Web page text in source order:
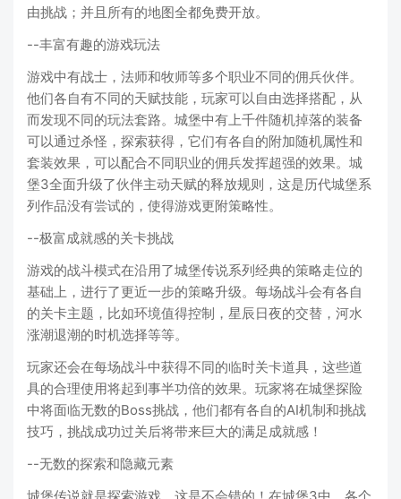
由挑战；并且所有的地图全都免费开放。
--丰富有趣的游戏玩法
游戏中有战士，法师和牧师等多个职业不同的佣兵伙伴。
他们各自有不同的天赋技能，玩家可以自由选择搭配，从
而发现不同的玩法套路。城堡中有上千件随机掉落的装备
可以通过杀怪，探索获得，它们有各自的附加随机属性和
套装效果，可以配合不同职业的佣兵发挥超强的效果。城
堡3全面升级了伙伴主动天赋的释放规则，这是历代城堡系
列作品没有尝试的，使得游戏更附策略性。
--极富成就感的关卡挑战
游戏的战斗模式在沿用了城堡传说系列经典的策略走位的
基础上，进行了更近一步的策略升级。每场战斗会有各自
的关卡主题，比如环境值得控制，星辰日夜的交替，河水
涨潮退潮的时机选择等等。
玩家还会在每场战斗中获得不同的临时关卡道具，这些道
具的合理使用将起到事半功倍的效果。玩家将在城堡探险
中将面临无数的Boss挑战，他们都有各自的AI机制和挑战
技巧，挑战成功过关后将带来巨大的满足成就感！
--无数的探索和隐藏元素